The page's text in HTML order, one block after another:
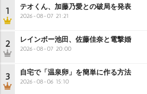
1 テオくん、加藤乃愛との破局を発表
2026-08-07 21:21
2 レインボー池田、佐藤佳奈と電撃婚
2026-08-07 20:00
3 自宅で「温泉卵」を簡単に作る方法
2026-08-06 15:10